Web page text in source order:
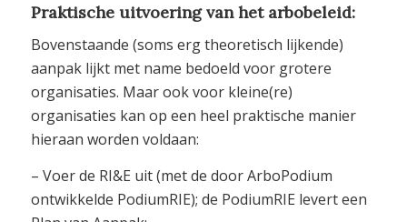
Praktische uitvoering van het arbobeleid:
Bovenstaande (soms erg theoretisch lijkende)
aanpak lijkt met name bedoeld voor grotere
organisaties. Maar ook voor kleine(re)
organisaties kan op een heel praktische manier
hieraan worden voldaan:
– Voer de RI&E uit (met de door ArboPodium
ontwikkelde PodiumRIE); de PodiumRIE levert een